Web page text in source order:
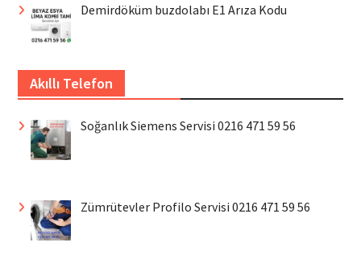
Demirdöküm buzdolabı E1 Arıza Kodu
Akıllı Telefon
Soğanlık Siemens Servisi 0216 471 59 56
Zümrütevler Profilo Servisi 0216 471 59 56